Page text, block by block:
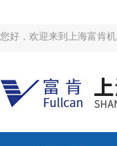
您好，欢迎来到上海富肯